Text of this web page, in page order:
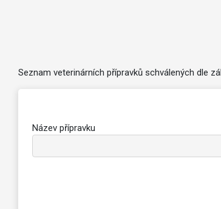
Seznam veterinárních přípravků schválených dle
Název přípravku